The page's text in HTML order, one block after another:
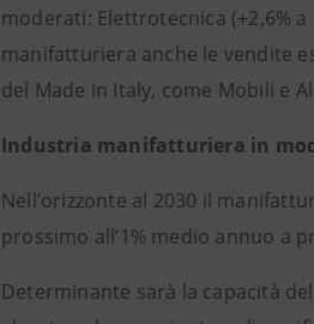
moderati: Elettrotecnica (+2,6%
manifatturiera anche le vendite
del Made in Italy, come Mobili e
Industria manifatturiera in
Nell’orizzonte al 2030 il
prossimo all’1% medio annuo a
Determinante sarà la capacità